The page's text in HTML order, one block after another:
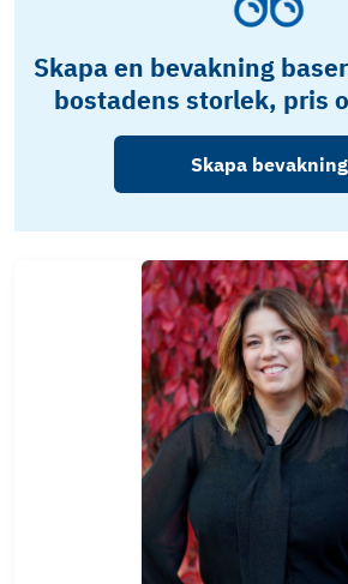
Skapa en bevakning
bostadens storlek, pris
Skapa bevakning